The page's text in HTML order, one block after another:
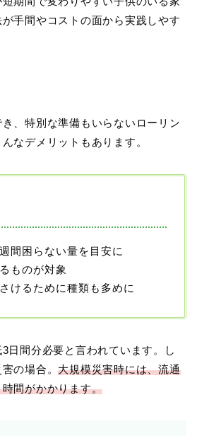
手間やコストの面から実践しやす
、特別な準備もいらないローリン
なデメリットもあります。
間困らない量を目安に
ものが対象
けるために種類も多めに
日間分必要と言われています。し
の場合。大規模災害時には、流通
間がかかります。